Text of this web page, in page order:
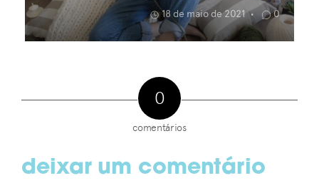
18 de maio de 2021 • 0
0
comentários
deixar um comentário